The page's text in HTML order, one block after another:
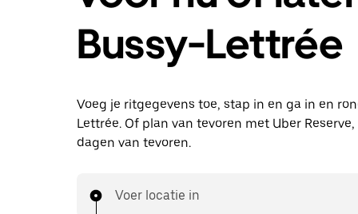
Bussy-Lettrée
Voeg je ritgegevens toe, stap in en ga in en
Lettrée. Of plan van tevoren met Uber
dagen van tevoren.
Voer locatie in